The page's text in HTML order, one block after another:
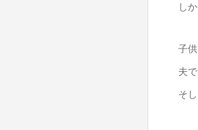
し
子
夫
そ